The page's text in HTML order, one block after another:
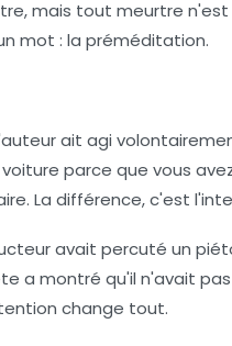
mais tout meurtre n'est
mot : la préméditation.
ait agi
parce que vous
La différence, c'est
avait percuté un
a montré qu'il n'avait
change tout.